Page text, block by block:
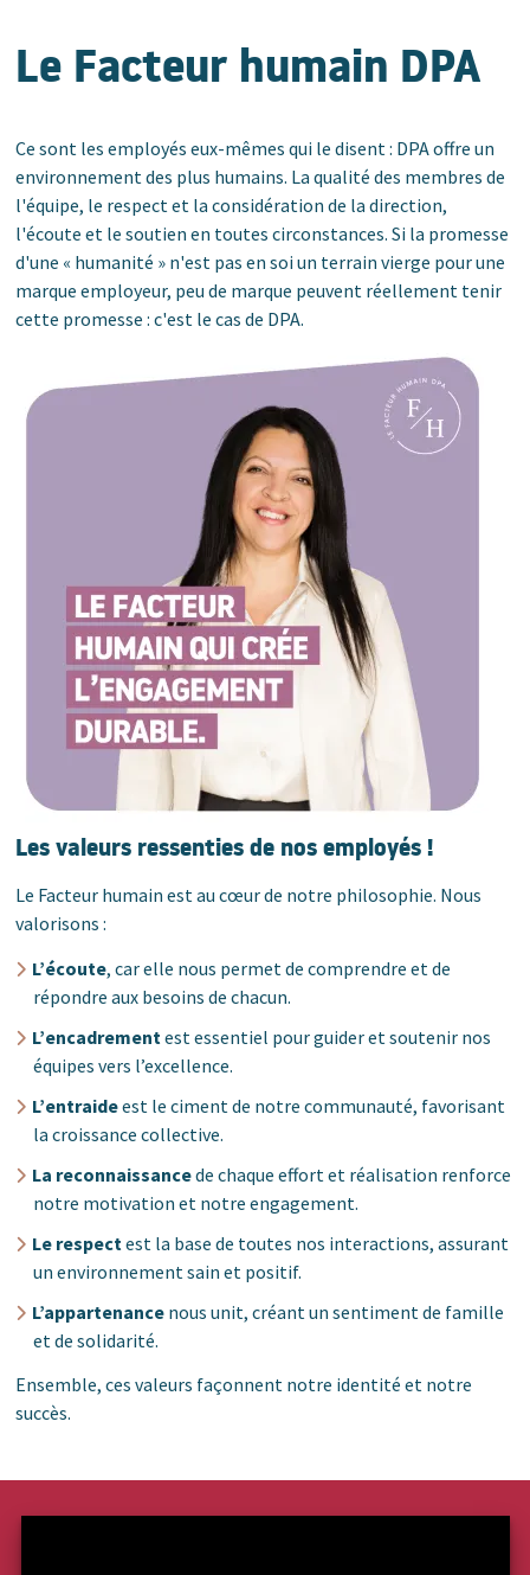
Nos opportunités
Notre Facteur humain
Candidature Spontanée
Le Facteur humain DPA
Ce sont les employés eux-mêmes qui le disent : DPA offre un
environnement des plus humains. La qualité des membres de
l'équipe, le respect et la considération de la direction,
l'écoute et le soutien en toutes circonstances. Si la promesse
d'une « humanité » n'est pas en soi un terrain vierge pour une
marque employeur, peu de marque peuvent réellement tenir
cette promesse : c'est le cas de DPA.
Les valeurs ressenties de nos employés !
Le Facteur humain est au cœur de notre philosophie. Nous
valorisons :
L’écoute, car elle nous permet de comprendre et de
répondre aux besoins de chacun.
L’encadrement est essentiel pour guider et soutenir nos
équipes vers l’excellence.
L’entraideest le ciment de notre communauté, favorisant
la croissance collective.
La reconnaissancede chaque effort et réalisation renforce
notre motivation et notre engagement.
Le respect est la base de toutes nos interactions, assurant
un environnement sain et positif.
L’appartenancenous unit, créant un sentiment de famille
et de solidarité.
Ensemble, ces valeurs façonnent notre identité et notre
succès.